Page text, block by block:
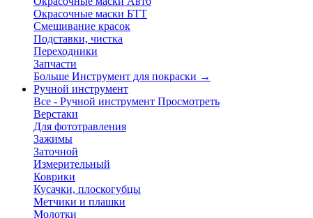
Окрасочные маски БТТ
Смешивание красок
Подставки, чистка
Переходники
Запчасти
Больше Инструмент для покраски →
Ручной инструмент
Все - Ручной инструмент Просмотреть
Верстаки
Для фототравления
Зажимы
Заточной
Измерительный
Коврики
Кусачки, плоскогубцы
Метчики и плашки
Молотки